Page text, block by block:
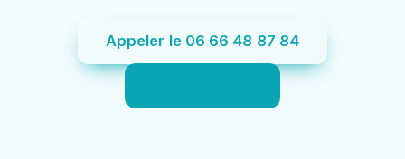
Appeler le 06 66 48 87 84